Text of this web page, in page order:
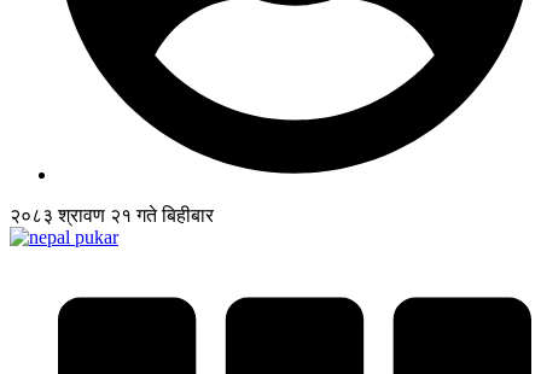
२०८३ श्रावण २१ गते बिहीबार